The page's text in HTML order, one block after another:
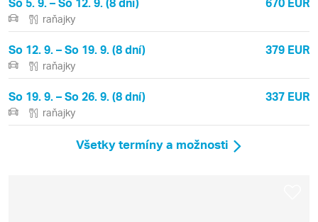
raňajky
So 12. 9. – So 19. 9. (8 dní) 379 EUR
raňajky
So 19. 9. – So 26. 9. (8 dní) 337 EUR
raňajky
Všetky termíny a možnosti